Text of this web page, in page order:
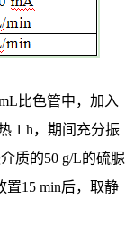
比色管中，加入
1 h，期间充分振
质的50 g/L的硫脲
置15 min后，取静